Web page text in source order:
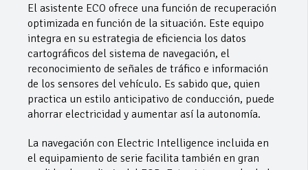
El asistente ECO ofrece una función de recuperación
optimizada en función de la situación. Este equipo
integra en su estrategia de eficiencia los datos
cartográficos del sistema de navegación, el
reconocimiento de señales de tráfico e información
de los sensores del vehículo. Es sabido que, quien
practica un estilo anticipativo de conducción, puede
ahorrar electricidad y aumentar así la autonomía.
La navegación con Electric Intelligence incluida en
el equipamiento de serie facilita también en gran